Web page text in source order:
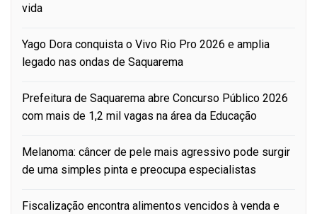
vida
Yago Dora conquista o Vivo Rio Pro 2026 e amplia
legado nas ondas de Saquarema
Prefeitura de Saquarema abre Concurso Público 2026
com mais de 1,2 mil vagas na área da Educação
Melanoma: câncer de pele mais agressivo pode surgir
de uma simples pinta e preocupa especialistas
Fiscalização encontra alimentos vencidos à venda e